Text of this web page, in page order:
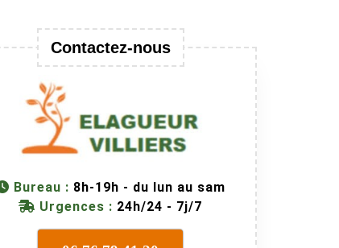
Contactez-nous
Bureau : 8h-19h - du lun au sam
Urgences : 24h/24 - 7j/7